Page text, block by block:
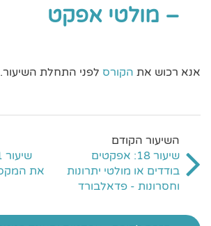
– מולטי אפקט
אנא רכוש את הקורס לפני התחלת השיעור.
שיעור 18: אפקטים
בודדים או מולטי יתרונות
וחסרונות - פדאלבורד
את